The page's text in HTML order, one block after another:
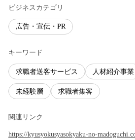
ビジネスカテゴリ
広告・宣伝・PR
キーワード
求職者送客サービス 人材紹介事業
未経験層 求職者集客
関連リンク
https://kyusyokusyasokyaku-no-